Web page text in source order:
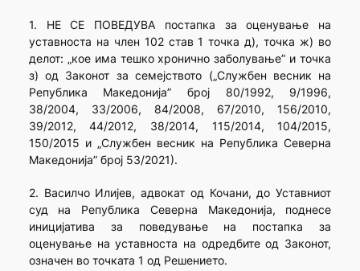
1. НЕ СЕ ПОВЕДУВА постапка за оценување на
уставноста на член 102 став 1 точка д), точка ж) во
делот: „кое има тешко хронично заболување” и точка
з) од Законот за семејството („Службен весник на
Република Македонија” број 80/1992, 9/1996,
38/2004, 33/2006, 84/2008, 67/2010, 156/2010,
39/2012, 44/2012, 38/2014, 115/2014, 104/2015,
150/2015 и „Службен весник на Република Северна
Македонија” број 53/2021).
2. Василчо Илијев, адвокат од Кочани, до Уставниот
суд на Република Северна Македонија, поднесе
иницијатива за поведување на постапка за
оценување на уставноста на одредбите од Законот,
означен во точката 1 од Решението.